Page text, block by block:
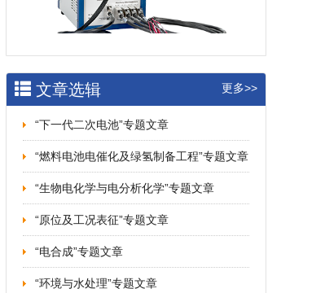
文章选辑 更多>>
“下一代二次电池”专题文章
“燃料电池电催化及绿氢制备工程”专题文章
“生物电化学与电分析化学”专题文章
“原位及工况表征”专题文章
“电合成”专题文章
“环境与水处理”专题文章